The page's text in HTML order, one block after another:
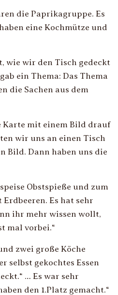
die Paprikagruppe. Es
eine Kochmütze und
wie wir den Tisch gedeckt
ein Thema: Das Thema
die Sachen aus dem
Karte mit einem Bild drauf
wir uns an einen Tisch
Bild. Dann haben uns die
Obstspieße und zum
Es hat sehr
ihr mehr wissen wollt,
mal vorbei.“
zwei große Köche
selbst gekochtes Essen
… Es war sehr
den 1.Platz gemacht.“